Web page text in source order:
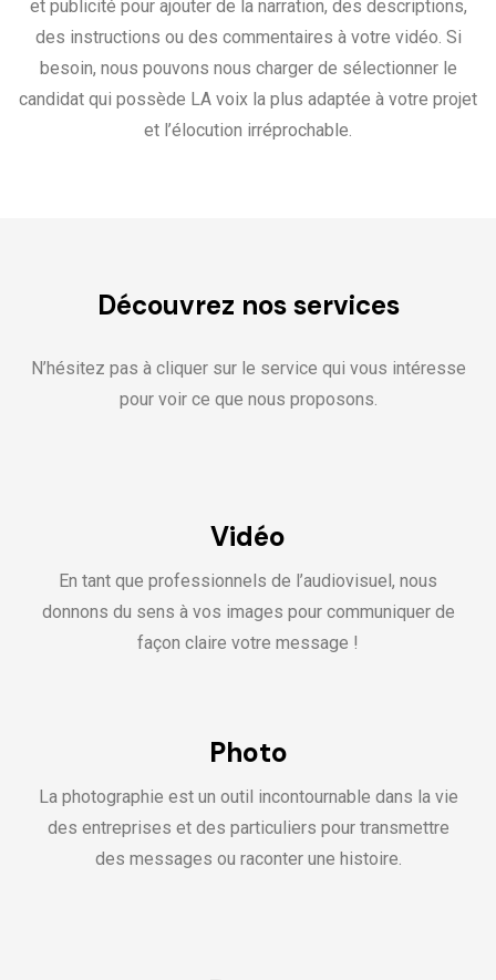
et publicité pour ajouter de la narration, des descriptions,
des instructions ou des commentaires à votre vidéo. Si
besoin, nous pouvons nous charger de sélectionner le
candidat qui possède LA voix la plus adaptée à votre projet
et l’élocution irréprochable.
Découvrez nos services
N’hésitez pas à cliquer sur le service qui vous intéresse
pour voir ce que nous proposons.
Vidéo
En tant que professionnels de l’audiovisuel, nous
donnons du sens à vos images pour communiquer de
façon claire votre message !
Photo
La photographie est un outil incontournable dans la vie
des entreprises et des particuliers pour transmettre
des messages ou raconter une histoire.